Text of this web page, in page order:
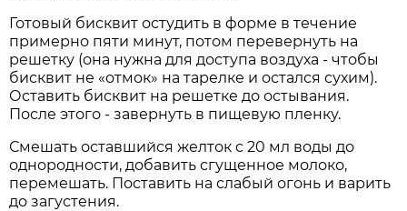
Готовый бисквит остудить в форме в течение
примерно пяти минут, потом перевернуть на
решетку (она нужна для доступа воздуха - чтобы
бисквит не «отмок» на тарелке и остался сухим).
Оставить бисквит на решетке до остывания.
После этого - завернуть в пищевую пленку.
Смешать оставшийся желток с 20 мл воды до
однородности, добавить сгущенное молоко,
перемешать. Поставить на слабый огонь и варить
до загустения.